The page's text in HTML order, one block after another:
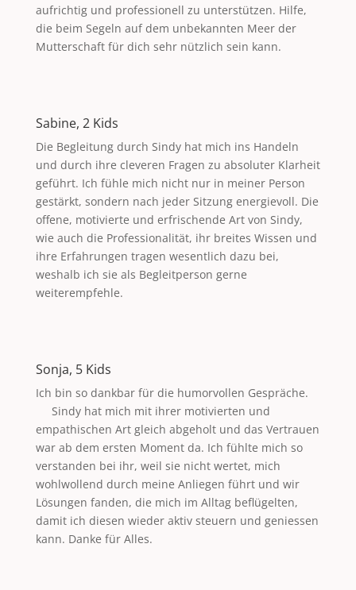
aufrichtig und professionell zu unterstützen. Hilfe,
die beim Segeln auf dem unbekannten Meer der
Mutterschaft für dich sehr nützlich sein kann.
Sabine, 2 Kids
Die Begleitung durch Sindy hat mich ins Handeln
und durch ihre cleveren Fragen zu absoluter Klarheit
geführt. Ich fühle mich nicht nur in meiner Person
gestärkt, sondern nach jeder Sitzung energievoll. Die
offene, motivierte und erfrischende Art von Sindy,
wie auch die Professionalität, ihr breites Wissen und
ihre Erfahrungen tragen wesentlich dazu bei,
weshalb ich sie als Begleitperson gerne
weiterempfehle.
Sonja, 5 Kids
Ich bin so dankbar für die humorvollen Gespräche.
Sindy hat mich mit ihrer motivierten und
empathischen Art gleich abgeholt und das Vertrauen
war ab dem ersten Moment da. Ich fühlte mich so
verstanden bei ihr, weil sie nicht wertet, mich
wohlwollend durch meine Anliegen führt und wir
Lösungen fanden, die mich im Alltag beflügelten,
damit ich diesen wieder aktiv steuern und geniessen
kann. Danke für Alles.